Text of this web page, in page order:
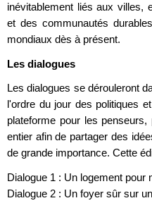
inévitablement liés aux villes,
et des communautés
mondiaux dès à présent.
Les dialogues
Les dialogues se dérouleront
l'ordre du jour des politiques
plateforme pour les
entier afin de partager des
de grande importance. Cette
Dialogue 1 : Un logement pour
Dialogue 2 : Un foyer sûr sur